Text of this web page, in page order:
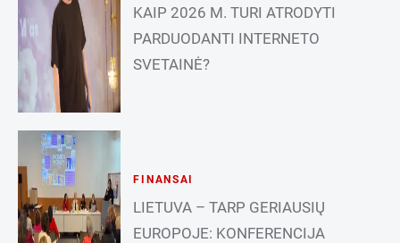
KAIP 2026 M. TURI ATRODYTI
PARDUODANTI INTERNETO
SVETAINĖ?
FINANSAI
LIETUVA – TARP GERIAUSIŲ
EUROPOJE: KONFERENCIJA